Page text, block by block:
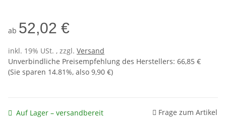
ab 52,02 €
inkl. 19% USt. , zzgl. Versand
Unverbindliche Preisempfehlung des Herstellers: 66,85 €
(Sie sparen 14.81%, also 9,90 €)
Auf Lager – versandbereit Frage zum Artikel